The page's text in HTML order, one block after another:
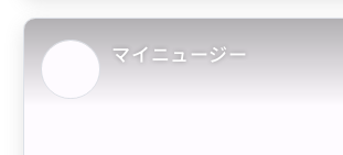
マイニュージー